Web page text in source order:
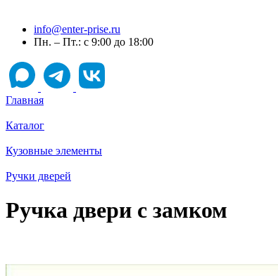
info@enter-prise.ru
Пн. – Пт.: с 9:00 до 18:00
Главная
Каталог
Кузовные элементы
Ручки дверей
Ручка двери с замком